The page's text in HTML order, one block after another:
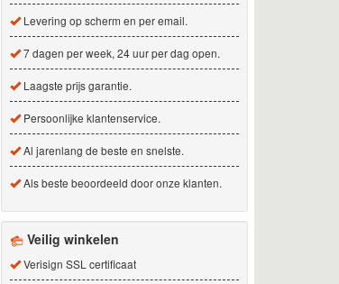
Levering op scherm en per email.
7 dagen per week, 24 uur per dag open.
Laagste prijs garantie.
Persoonlijke klantenservice.
Al jarenlang de beste en snelste.
Als beste beoordeeld door onze klanten.
Veilig winkelen
Verisign SSL certificaat